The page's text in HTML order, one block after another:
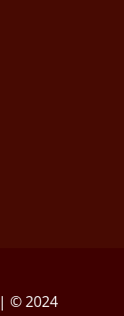
| © 2024